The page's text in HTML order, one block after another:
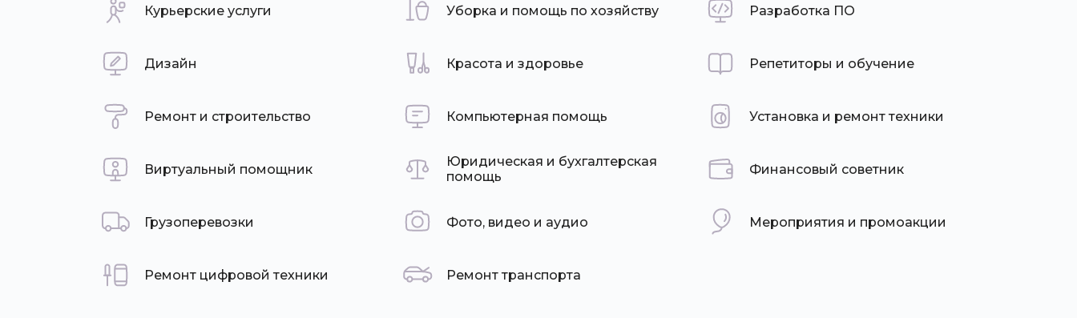
Курьерские услуги Уборка и помощь по хозяйству Разработка ПО
Дизайн Красота и здоровье Репетиторы и обучение
Ремонт и строительство Компьютерная помощь Установка и ремонт техники
Виртуальный помощник
Юридическая и бухгалтерская
помощь
Финансовый советник
Грузоперевозки Фото, видео и аудио Мероприятия и промоакции
Ремонт цифровой техники Ремонт транспорта